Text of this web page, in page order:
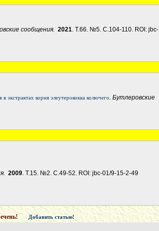
сообщения. 2021. Т.66. №5. С.104-110. ROI: jbc-
экстрактах корня элеутерококка колючего. Бутлеровские
2009. Т.15. №2. С.49-52. ROI: jbc-01/9-15-2-49
Добавить статью!